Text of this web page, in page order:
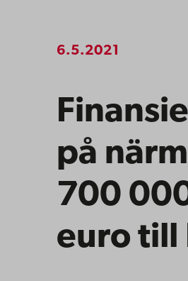
6.5.2021
på
700
euro till